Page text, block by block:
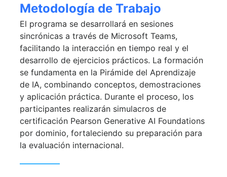
Metodología de Trabajo
El programa se desarrollará en sesiones
sincrónicas a través de Microsoft Teams,
facilitando la interacción en tiempo real y el
desarrollo de ejercicios prácticos. La formación
se fundamenta en la Pirámide del Aprendizaje
de IA, combinando conceptos, demostraciones
y aplicación práctica. Durante el proceso, los
participantes realizarán simulacros de
certificación Pearson Generative AI Foundations
por dominio, fortaleciendo su preparación para
la evaluación internacional.